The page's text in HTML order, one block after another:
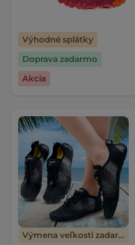
Výhodné splátky
Doprava zadarmo
Akcia
Výmena veľkosti zadarmo